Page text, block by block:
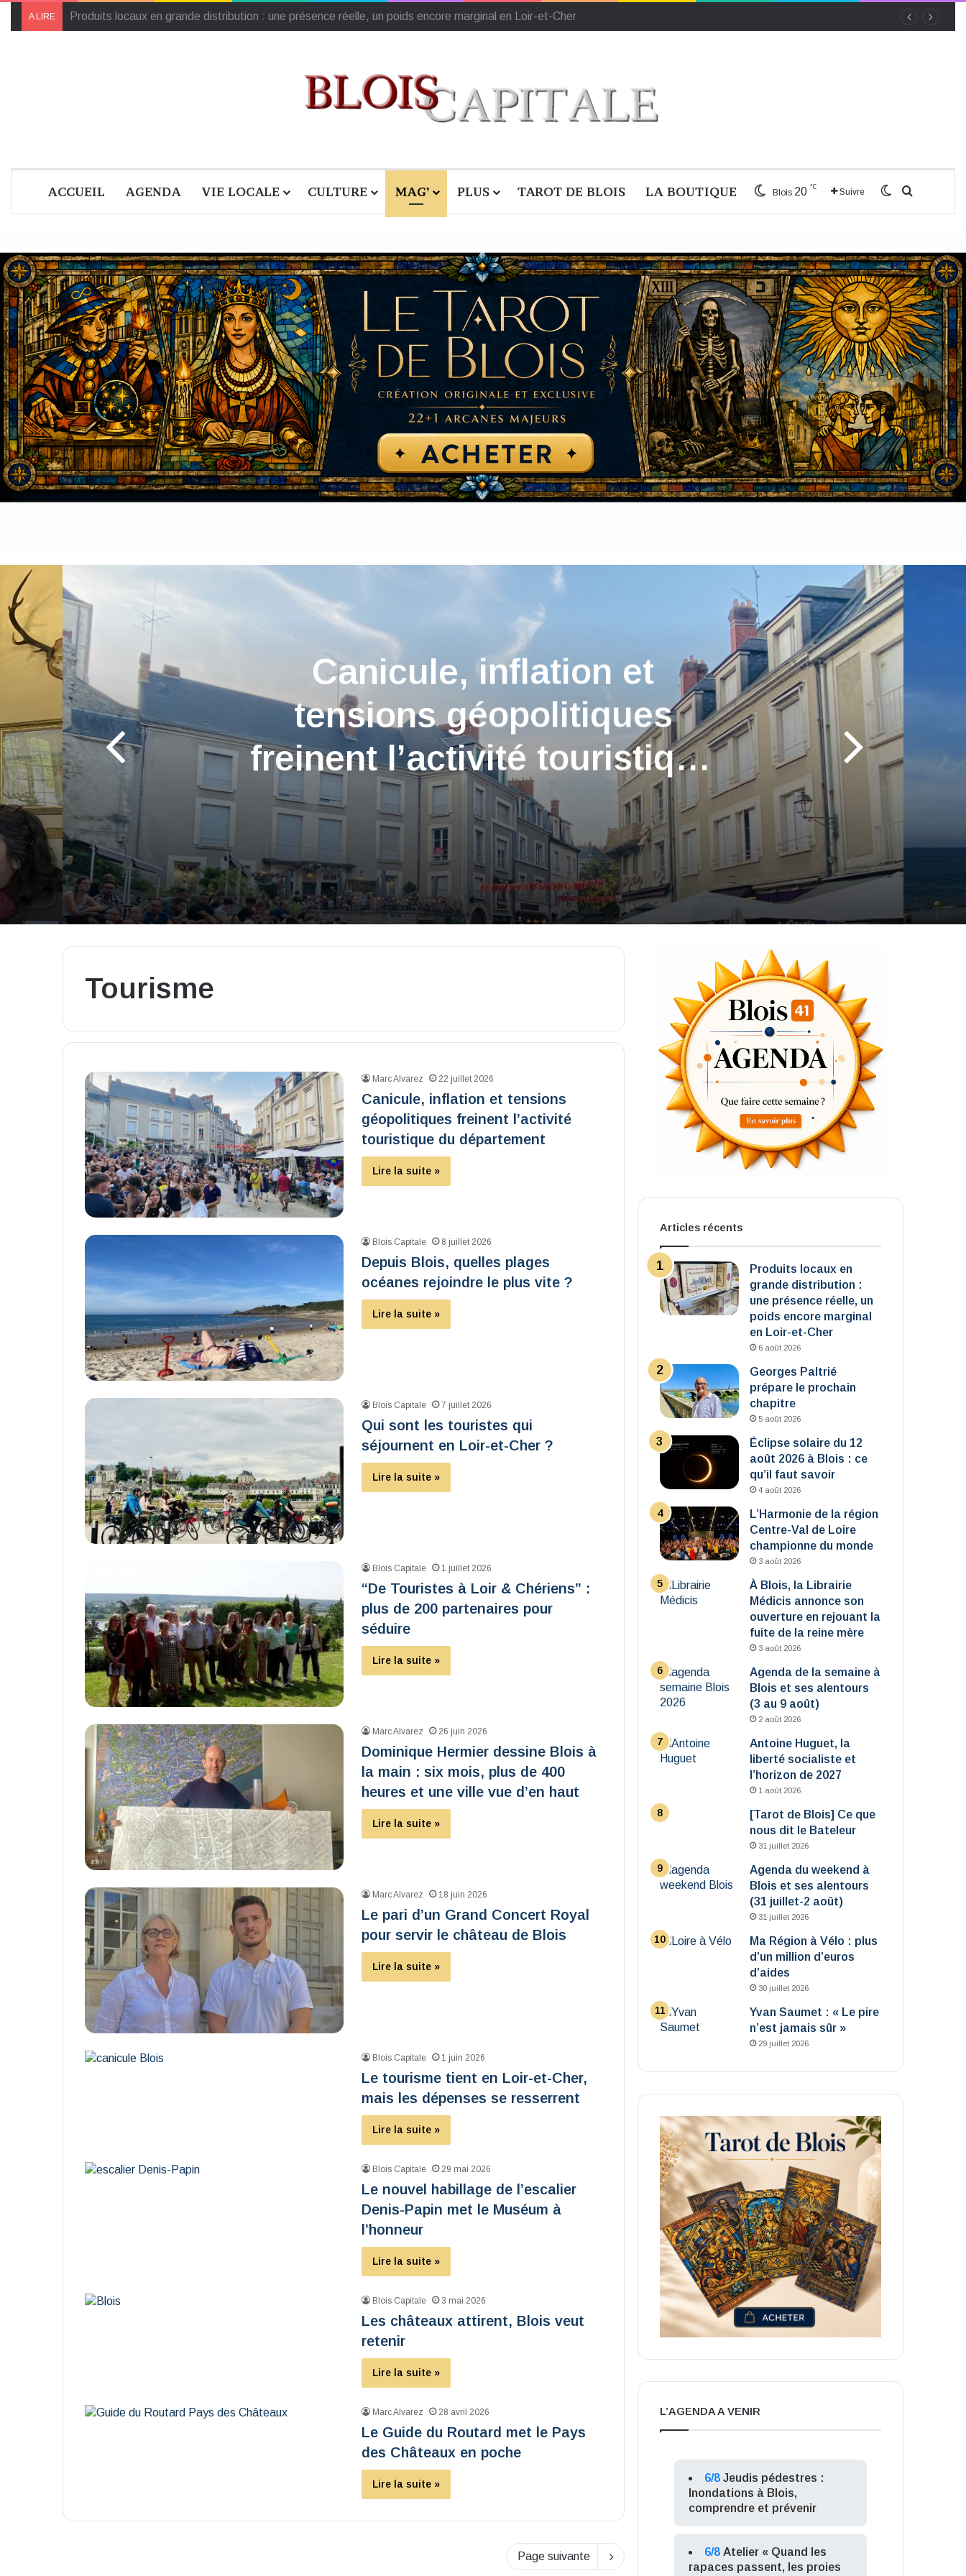
A LIRE Georges Paltrié prépare le prochain chapitre
ACCUEIL AGENDA VIE LOCALE CULTURE MAG’ PLUS TAROT DE BLOIS LA BOUTIQUE Blois 20 ℃ Suivre Switch skin
Canicule, inflation et
tensions géopolitiques
freinent l’activité touristique
du département
Tourisme
Marc Alvarez 22 juillet 2026
Canicule, inflation et tensions
géopolitiques freinent l’activité
touristique du département
Lire la suite »
Blois Capitale 8 juillet 2026
Depuis Blois, quelles plages
océanes rejoindre le plus vite ?
Lire la suite »
Blois Capitale 7 juillet 2026
Qui sont les touristes qui
séjournent en Loir-et-Cher ?
Lire la suite »
Blois Capitale 1 juillet 2026
“De Touristes à Loir & Chériens” :
plus de 200 partenaires pour
séduire
Lire la suite »
Marc Alvarez 26 juin 2026
Dominique Hermier dessine Blois à
la main : six mois, plus de 400
heures et une ville vue d’en haut
Lire la suite »
Marc Alvarez 18 juin 2026
Le pari d’un Grand Concert Royal
pour servir le château de Blois
Lire la suite »
Blois Capitale 1 juin 2026
Le tourisme tient en Loir-et-Cher,
mais les dépenses se resserrent
Lire la suite »
Blois Capitale 29 mai 2026
Le nouvel habillage de l’escalier
Denis-Papin met le Muséum à
l’honneur
Lire la suite »
Blois Capitale 3 mai 2026
Les châteaux attirent, Blois veut
retenir
Lire la suite »
Marc Alvarez 28 avril 2026
Le Guide du Routard met le Pays
des Châteaux en poche
Lire la suite »
Page suivante
Articles récents
Produits locaux en
grande distribution :
une présence réelle, un
poids encore marginal
en Loir-et-Cher
6 août 2026
Georges Paltrié
prépare le prochain
chapitre
5 août 2026
Éclipse solaire du 12
août 2026 à Blois : ce
qu’il faut savoir
4 août 2026
L’Harmonie de la région
Centre-Val de Loire
championne du monde
3 août 2026
À Blois, la Librairie
Médicis annonce son
ouverture en rejouant la
fuite de la reine mère
3 août 2026
Agenda de la semaine à
Blois et ses alentours
(3 au 9 août)
2 août 2026
Antoine Huguet, la
liberté socialiste et
l’horizon de 2027
1 août 2026
[Tarot de Blois] Ce que
nous dit le Bateleur
31 juillet 2026
Agenda du weekend à
Blois et ses alentours
(31 juillet-2 août)
31 juillet 2026
Ma Région à Vélo : plus
d’un million d’euros
d’aides
30 juillet 2026
Yvan Saumet : « Le pire
n’est jamais sûr »
29 juillet 2026
L’AGENDA A VENIR
6/8 Jeudis pédestres :
Inondations à Blois,
comprendre et prévenir
6/8 Atelier « Quand les
rapaces passent, les proies